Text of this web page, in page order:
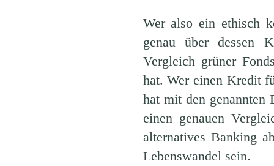
Wer also ein ethisch
genau über dessen
Vergleich grüner
hat. Wer einen Kredit
hat mit den genannten
einen genauen
alternatives Banking
Lebenswandel sein.